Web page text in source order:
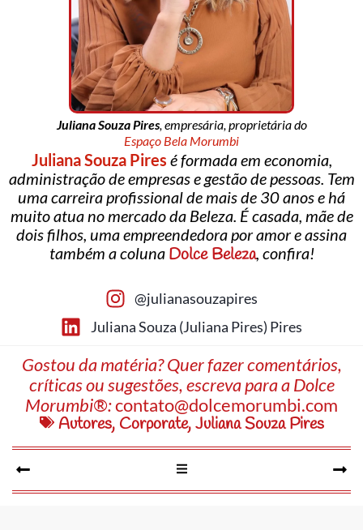
Juliana Souza Pires, empresária, proprietária do
Espaço Bela Morumbi
Juliana Souza Pires é formada em economia,
administração de empresas e gestão de pessoas. Tem
uma carreira profissional de mais de 30 anos e há
muito atua no mercado da Beleza. É casada, mãe de
dois filhos, uma empreendedora por amor e assina
também a coluna Dolce Beleza, confira!
@julianasouzapires
Juliana Souza (Juliana Pires) Pires
Gostou da matéria? Quer fazer comentários,
críticas ou sugestões, escreva para a Dolce
Morumbi®:contato@dolcemorumbi.com
Autores, Corporate,Juliana Souza Pires